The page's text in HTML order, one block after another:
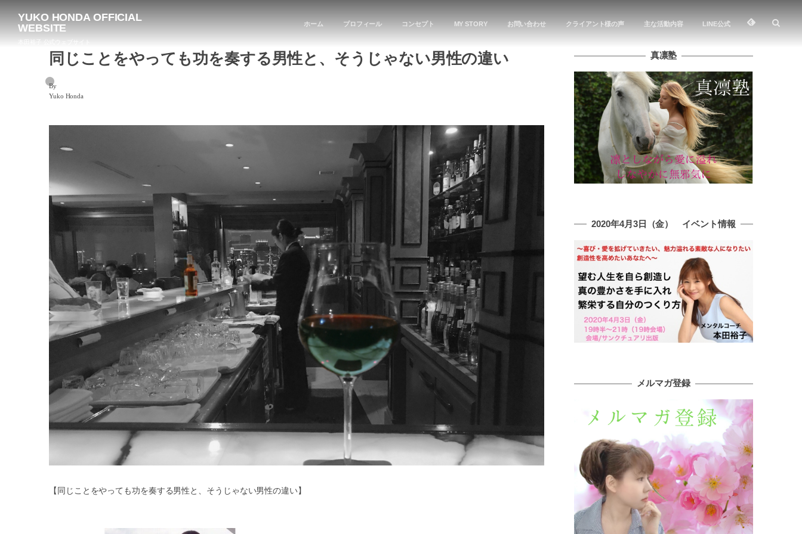
YUKO HONDA OFFICIAL
WEBSITE
ホーム プロフィール コンセプト MY STORY お問い合わせ クライアント様の声 主な活動内容 LINE公式
同じことをやっても功を奏する男性と、そうじゃない男性の違い
By
Yuko Honda
【同じことをやっても功を奏する男性と、そうじゃない男性の違い】
真凛塾
2020年4月3日（金） イベント情報
メルマガ登録